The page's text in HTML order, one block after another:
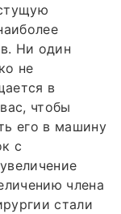
Ни один
не
в
чтобы
его в машину
с
члена
стали